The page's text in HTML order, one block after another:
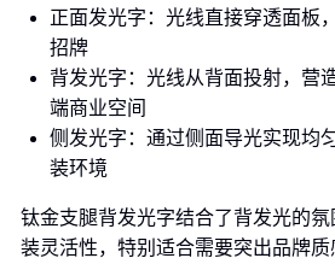
正面发光字：光线直接穿透面板
招牌
背发光字：光线从背面投射，营
端商业空间
侧发光字：通过侧面导光实现均
装环境
钛金支腿背发光字结合了背发光的
装灵活性，特别适合需要突出品牌